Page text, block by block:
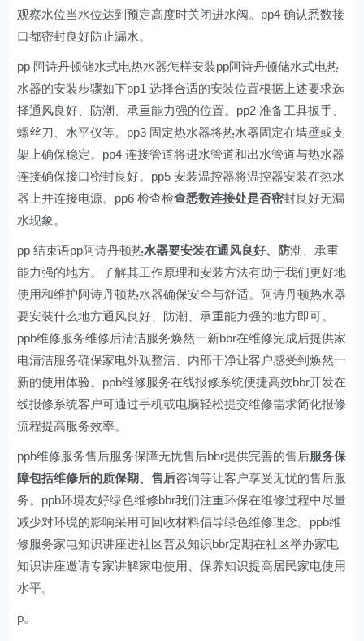
观察水位当水位达到预定高度时关闭进水阀。pp4 确认悉数接
口都密封良好防止漏水。
pp 阿诗丹顿储水式电热水器怎样安装pp阿诗丹顿储水式电热
水器的安装步骤如下pp1 选择合适的安装位置根据上述要求选
择通风良好、防潮、承重能力强的位置。pp2 准备工具扳手、
螺丝刀、水平仪等。pp3 固定热水器将热水器固定在墙壁或支
架上确保稳定。pp4 连接管道将进水管道和出水管道与热水器
连接确保接口密封良好。pp5 安装温控器将温控器安装在热水
器上并连接电源。pp6 检查检查悉数连接处是否密封良好无漏
水现象。
pp 结束语pp阿诗丹顿热水器要安装在通风良好、防潮、承重
能力强的地方。了解其工作原理和安装方法有助于我们更好地
使用和维护阿诗丹顿热水器确保安全与舒适。阿诗丹顿热水器
要安装什么地方通风良好、防潮、承重能力强的地方即可。
ppb维修服务维修后清洁服务焕然一新bbr在维修完成后提供家
电清洁服务确保家电外观整洁、内部干净让客户感受到焕然一
新的使用体验。ppb维修服务在线报修系统便捷高效bbr开发在
线报修系统客户可通过手机或电脑轻松提交维修需求简化报修
流程提高服务效率。
ppb维修服务售后服务保障无忧售后bbr提供完善的售后服务保
障包括维修后的质保期、售后咨询等让客户享受无忧的售后服
务。ppb环境友好绿色维修bbr我们注重环保在维修过程中尽量
减少对环境的影响采用可回收材料倡导绿色维修理念。ppb维
修服务家电知识讲座进社区普及知识bbr定期在社区举办家电
知识讲座邀请专家讲解家电使用、保养知识提高居民家电使用
水平。
p。